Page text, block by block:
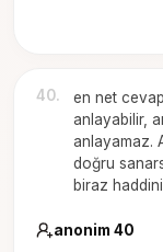
40.
en net
anlayabilir,
anlayamaz.
doğru
biraz
anonim 40